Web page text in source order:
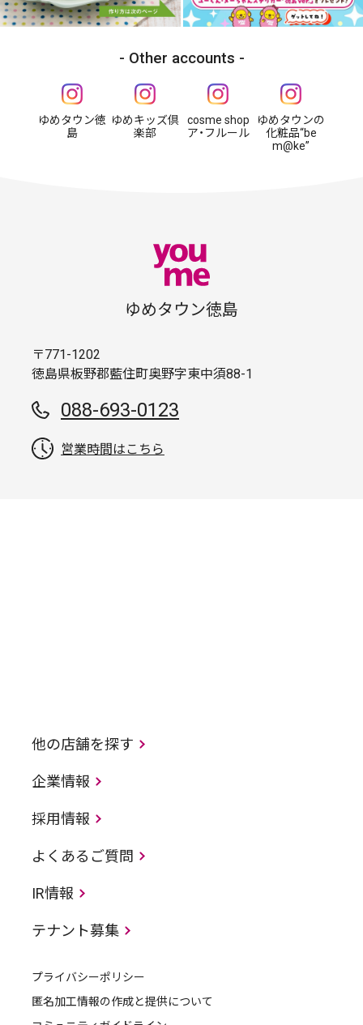
Other accounts
ゆめタウン徳
島
ゆめキッズ倶
楽部
cosme shop
ア・フルール
ゆめタウンの
化粧品“be
m@ke”
ゆめタウン徳島
〒771-1202
徳島県板野郡藍住町奥野字東中須88-1
088-693-0123
営業時間はこちら
他の店舗を探す
企業情報
採用情報
よくあるご質問
IR情報
テナント募集
プライバシーポリシー
匿名加工情報の作成と提供について